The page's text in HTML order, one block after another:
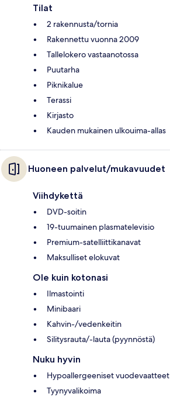
Tilat
2 rakennusta/tornia
Rakennettu vuonna 2009
Tallelokero vastaanotossa
Puutarha
Piknikalue
Terassi
Kirjasto
Kauden mukainen ulkouima-allas
Huoneen palvelut/mukavuudet
Viihdykettä
DVD-soitin
19-tuumainen plasmatelevisio
Premium-satelliittikanavat
Maksulliset elokuvat
Ole kuin kotonasi
Ilmastointi
Minibaari
Kahvin-/vedenkeitin
Silitysrauta/-lauta (pyynnöstä)
Nuku hyvin
Hypoallergeeniset vuodevaatteet
Tyynyvalikoima